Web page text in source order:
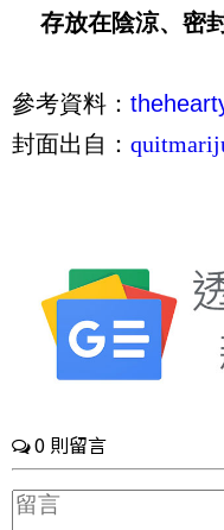
存放在陰涼、密
參考資料：
封面出自：